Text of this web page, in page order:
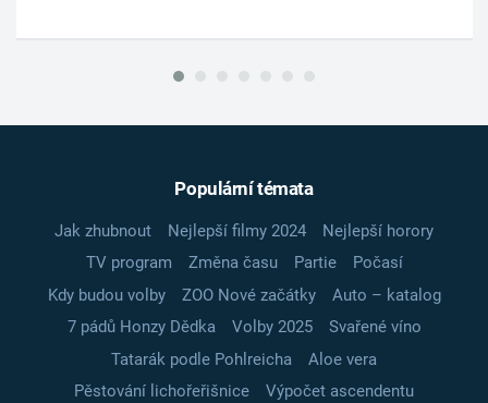
Populární témata
Jak zhubnout Nejlepší filmy 2024
Nejlepší horory
TV program
Změna času Partie
Počasí
Kdy budou volby
ZOO Nové začátky
Auto – katalog
7 pádů Honzy Dědka
Volby 2025
Svařené víno
Tatarák podle Pohlreicha
Aloe vera
Pěstování lichořeřišnice
Výpočet ascendentu